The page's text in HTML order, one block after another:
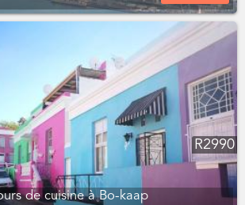
R2990
de cuisine à Bo-kaap